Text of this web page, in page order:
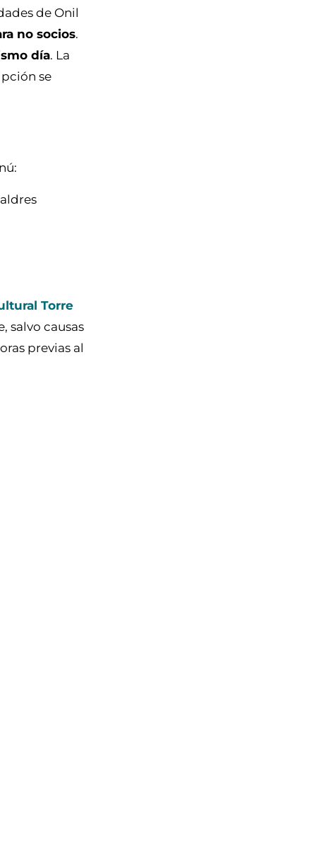
de Onil
no socios.
día. La
se
Torre
salvo causas
previas al